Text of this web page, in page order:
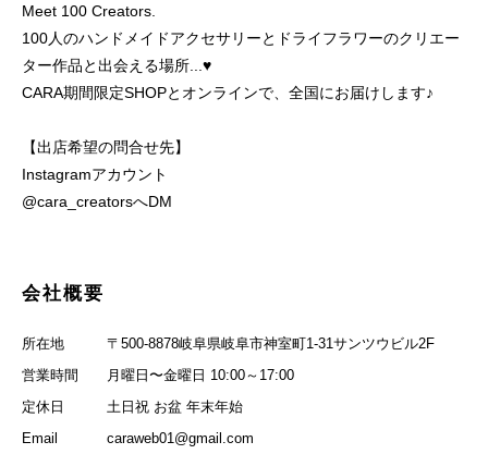
Meet 100 Creators.
100人のハンドメイドアクセサリーとドライフラワーのクリエー
ター作品と出会える場所...♥
CARA期間限定SHOPとオンラインで、全国にお届けします♪
【出店希望の問合せ先】
Instagramアカウント
@cara_creatorsへDM
会社概要
所在地
〒500-8878岐阜県岐阜市神室町1-31サンツウビル2F
営業時間
月曜日〜金曜日 10:00～17:00
定休日
土日祝 お盆 年末年始
Email
caraweb01@gmail.com